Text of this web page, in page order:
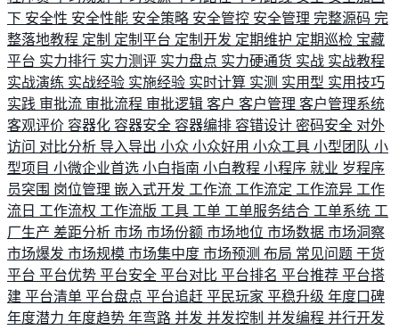
下 安全性 安全性能 安全策略 安全管控 安全管理 完整源码 完
整落地教程 定制 定制平台 定制开发 定期维护 定期巡检 宝藏
平台 实力排行 实力测评 实力盘点 实力硬通货 实战 实战教程
实战演练 实战经验 实施经验 实时计算 实测 实用型 实用技巧
实践 审批流 审批流程 审批逻辑 客户 客户管理 客户管理系统
客观评价 容器化 容器安全 容器编排 容错设计 密码安全 对外
访问 对比分析 导入导出 小众 小众好用 小众工具 小型团队 小
型项目 小微企业首选 小白指南 小白教程 小程序 就业 岁程序
员突围 岗位管理 嵌入式开发 工作流 工作流定 工作流异 工作
流日 工作流权 工作流版 工具 工单 工单服务结合 工单系统 工
厂生产 差距分析 市场 市场份额 市场地位 市场数据 市场洞察
市场爆发 市场规模 市场集中度 市场预测 布局 常见问题 干货
平台 平台优势 平台安全 平台对比 平台排名 平台推荐 平台搭
建 平台清单 平台盘点 平台追赶 平民玩家 平稳升级 年度口碑
年度潜力 年度趋势 年弯路 并发 并发控制 并发编程 并行开发